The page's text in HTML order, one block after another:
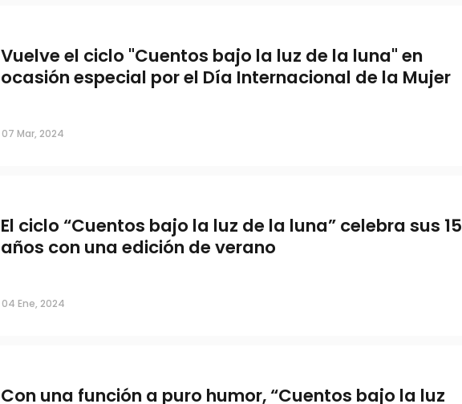
Vuelve el ciclo "Cuentos bajo la luz de la luna" en
ocasión especial por el Día Internacional de la Mujer
07 Mar, 2024
El ciclo “Cuentos bajo la luz de la luna” celebra sus 15
años con una edición de verano
04 Ene, 2024
Con una función a puro humor, “Cuentos bajo la luz